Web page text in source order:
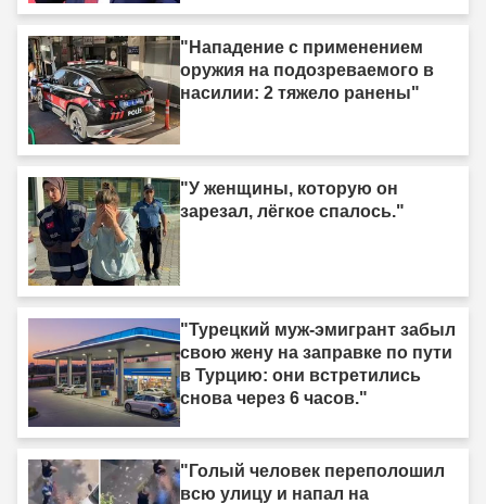
"Нападение с применением
оружия на подозреваемого в
насилии: 2 тяжело ранены"
"У женщины, которую он
зарезал, лёгкое спалось."
"Турецкий муж-эмигрант забыл
свою жену на заправке по пути
в Турцию: они встретились
снова через 6 часов."
"Голый человек переполошил
всю улицу и напал на